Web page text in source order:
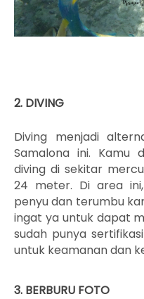
2. DIVING
Diving menjadi
Samalona ini. Kamu
diving di sekitar
24 meter. Di area
penyu dan terumbu
ingat ya untuk dapat
sudah punya
untuk keamanan dan
3. BERBURU FOTO